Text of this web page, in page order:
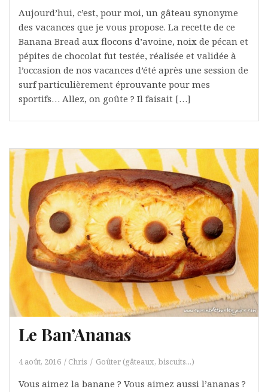
Aujourd’hui, c’est, pour moi, un gâteau synonyme
des vacances que je vous propose. La recette de ce
Banana Bread aux flocons d’avoine, noix de pécan et
pépites de chocolat fut testée, réalisée et validée à
l’occasion de nos vacances d’été après une session de
surf particulièrement éprouvante pour mes
sportifs… Allez, on goûte ? Il faisait […]
Le Ban’Ananas
4 août, 2016 Chris Goûter (gâteaux, biscuits...)
Vous aimez la banane ? Vous aimez aussi l’ananas ?